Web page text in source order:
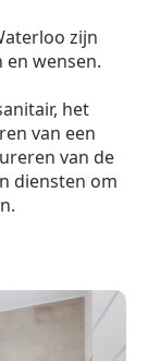
zijn
wensen.
het
van een
van de
diensten om